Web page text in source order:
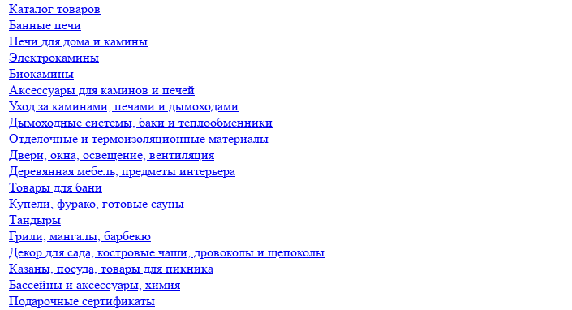
Каталог товаров
Банные печи
Печи для дома и камины
Электрокамины
Биокамины
Аксессуары для каминов и печей
Уход за каминами, печами и дымоходами
Дымоходные системы, баки и теплообменники
Отделочные и термоизоляционные материалы
Двери, окна, освещение, вентиляция
Деревянная мебель, предметы интерьера
Товары для бани
Купели, фурако, готовые сауны
Тандыры
Грили, мангалы, барбекю
Декор для сада, костровые чаши, дровоколы и щепоколы
Казаны, посуда, товары для пикника
Бассейны и аксессуары, химия
Подарочные сертификаты